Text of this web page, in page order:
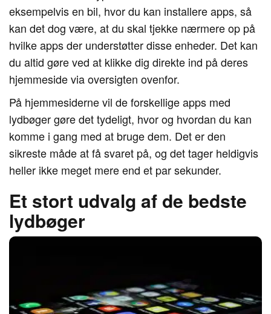
eksempelvis en bil, hvor du kan installere apps, så
kan det dog være, at du skal tjekke nærmere op på
hvilke apps der understøtter disse enheder. Det kan
du altid gøre ved at klikke dig direkte ind på deres
hjemmeside via oversigten ovenfor.
På hjemmesiderne vil de forskellige apps med
lydbøger gøre det tydeligt, hvor og hvordan du kan
komme i gang med at bruge dem. Det er den
sikreste måde at få svaret på, og det tager heldigvis
heller ikke meget mere end et par sekunder.
Et stort udvalg af de bedste
lydbøger